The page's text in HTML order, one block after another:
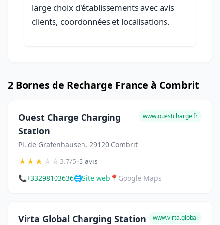
large choix d'établissements avec avis
clients, coordonnées et localisations.
2 Bornes de Recharge France à Combrit
Ouest Charge Charging
Station
Pl. de Grafenhausen, 29120 Combrit
www.ouestcharge.fr
★★★☆☆3.7/5•3 avis
📞+33298103636🌐Site web 📍 Google Maps
Virta Global Charging Station www.virta.global